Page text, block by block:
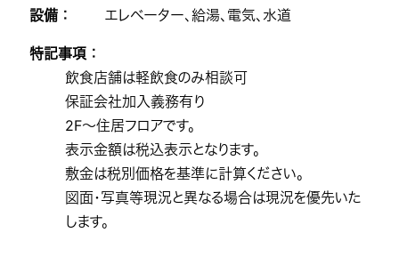
設備 ： エレベーター、給湯、電気、水道
特記事項 ：
飲食店舗は軽飲食のみ相談可
保証会社加入義務有り
2F～住居フロアです。
表示金額は税込表示となります。
敷金は税別価格を基準に計算ください。
図面・写真等現況と異なる場合は現況を優先いた
します。